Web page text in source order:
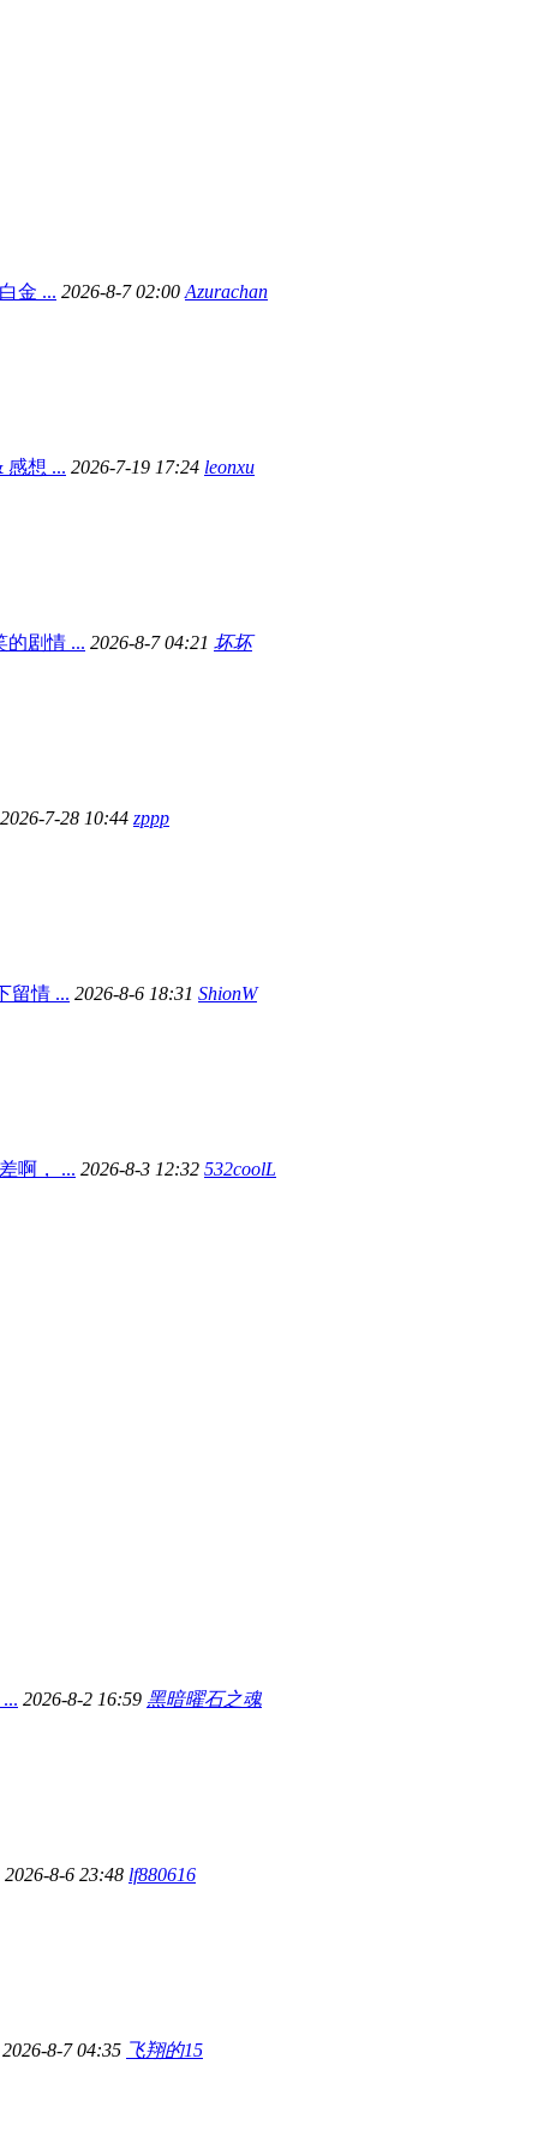
金 ... 2026-8-7 02:00Azurachan
感想 ... 2026-7-19 17:24 leonxu
的剧情 ... 2026-8-7 04:21 坏坏
2026-7-28 10:44 zppp
留情 ... 2026-8-6 18:31 ShionW
啊， ... 2026-8-3 12:32 532coolL
2026-8-2 16:59 黑暗曜石之魂
2026-8-6 23:48 lf880616
2026-8-7 04:35 飞翔的15